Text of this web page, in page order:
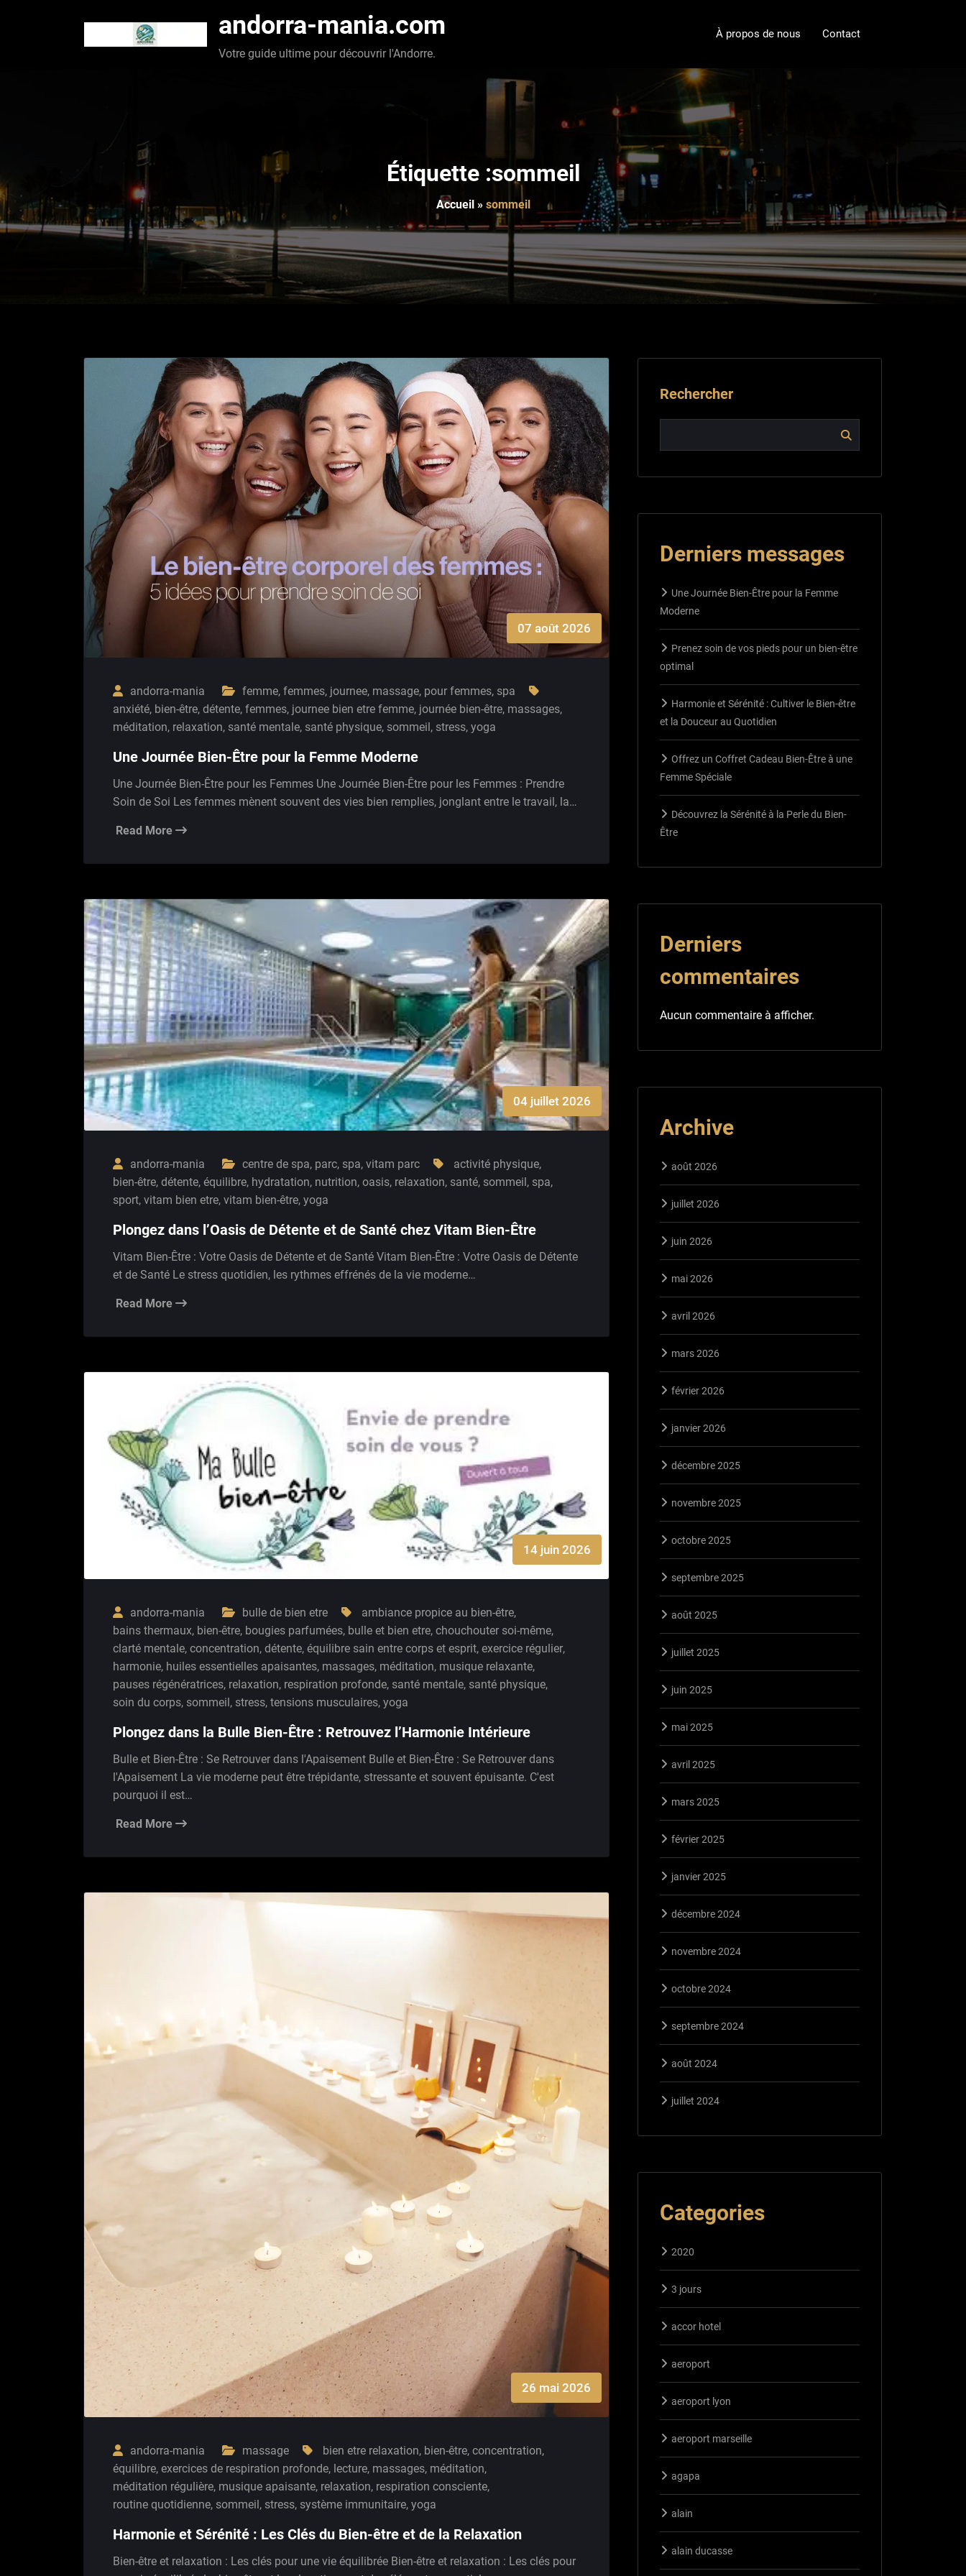
andorra-mania.com
Votre guide ultime pour découvrir l'Andorre.
À propos de nous Contact
Étiquette :sommeil
Accueil» sommeil
07 août 2026
andorra-mania femme, femmes, journee, massage, pour femmes, spa
anxiété, bien-être, détente, femmes, journee bien etre femme, journée bien-être, massages,
méditation, relaxation, santé mentale, santé physique, sommeil, stress, yoga
Une Journée Bien-Être pour la Femme Moderne
Une Journée Bien-Être pour les Femmes Une Journée Bien-Être pour les Femmes : Prendre
Soin de Soi Les femmes mènent souvent des vies bien remplies, jonglant entre le travail, la…
Read More
04 juillet 2026
andorra-mania centre de spa, parc, spa, vitam parc activité physique,
bien-être, détente, équilibre, hydratation, nutrition, oasis, relaxation, santé, sommeil, spa,
sport, vitam bien etre, vitam bien-être, yoga
Plongez dans l’Oasis de Détente et de Santé chez Vitam Bien-Être
Vitam Bien-Être : Votre Oasis de Détente et de Santé Vitam Bien-Être : Votre Oasis de Détente
et de Santé Le stress quotidien, les rythmes effrénés de la vie moderne…
Read More
14 juin 2026
andorra-mania bulle de bien etre ambiance propice au bien-être,
bains thermaux, bien-être, bougies parfumées, bulle et bien etre, chouchouter soi-même,
clarté mentale, concentration, détente, équilibre sain entre corps et esprit, exercice régulier,
harmonie, huiles essentielles apaisantes, massages, méditation, musique relaxante,
pauses régénératrices, relaxation, respiration profonde, santé mentale, santé physique,
soin du corps, sommeil, stress, tensions musculaires, yoga
Plongez dans la Bulle Bien-Être : Retrouvez l’Harmonie Intérieure
Bulle et Bien-Être : Se Retrouver dans l'Apaisement Bulle et Bien-Être : Se Retrouver dans
l'Apaisement La vie moderne peut être trépidante, stressante et souvent épuisante. C'est
pourquoi il est…
Read More
26 mai 2026
andorra-mania massage bien etre relaxation, bien-être, concentration,
équilibre, exercices de respiration profonde, lecture, massages, méditation,
méditation régulière, musique apaisante, relaxation, respiration consciente,
routine quotidienne, sommeil, stress, système immunitaire, yoga
Harmonie et Sérénité : Les Clés du Bien-être et de la Relaxation
Bien-être et relaxation : Les clés pour une vie équilibrée Bien-être et relaxation : Les clés pour
Rechercher
Derniers messages
Une Journée Bien-Être pour la Femme
Moderne
Prenez soin de vos pieds pour un bien-être
optimal
Harmonie et Sérénité : Cultiver le Bien-être
et la Douceur au Quotidien
Offrez un Coffret Cadeau Bien-Être à une
Femme Spéciale
Découvrez la Sérénité à la Perle du Bien-
Être
Derniers
commentaires
Aucun commentaire à afficher.
Archive
août 2026
juillet 2026
juin 2026
mai 2026
avril 2026
mars 2026
février 2026
janvier 2026
décembre 2025
novembre 2025
octobre 2025
septembre 2025
août 2025
juillet 2025
juin 2025
mai 2025
avril 2025
mars 2025
février 2025
janvier 2025
décembre 2024
novembre 2024
octobre 2024
septembre 2024
août 2024
juillet 2024
Categories
2020
3 jours
accor hotel
aeroport
aeroport lyon
aeroport marseille
agapa
alain
alain ducasse